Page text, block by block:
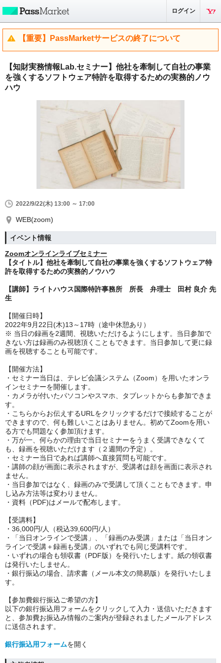
ログイン
【重要】PassMarketサービスの終了について
【知財実務情報Lab.セミナー】他社を牽制して自社の事業
を強くするソフトウェア特許を取得するための実務的ノウ
ハウ
2022/9/22(木) 13:00 ～ 17:00
WEB(zoom)
イベント情報
Zoomオンラインライブセミナー
【タイトル】 他社を牽制して自社の事業を強くするソフトウェア特
許を取得するための実務的ノウハウ
【講師】 ライトハウス国際特許事務所 所長 弁理士 田村 良介 先
生
【開催日時】
2022年9月22日(木)13～17時（途中休憩あり）
※ 当日の録画を2週間、視聴いただけるようにします。当日参加で
きない方は録画のみ視聴頂くこともできます。当日参加して更に録
画を視聴することも可能です。
【開催方法】
・セミナー当日は、テレビ会議システム（Zoom）を用いたオンラ
インセミナーを開催します。
・カメラが付いたパソコンやスマホ、タブレットからも参加できま
す。
・こちらからお伝えするURLをクリックするだけで接続することが
できますので、何も難しいことはありません。初めてZoomを用い
る方でも問題なく参加頂けます。
・万が一、何らかの理由で当日セミナーをうまく受講できなくて
も、録画を視聴いただけます（２週間の予定）。
・セミナー当日であれば講師へ直接質問も可能です。
・ 講師の顔が画面に表示されますが、受講者は顔を画面に表示され
ません。
・当日参加ではなく、録画のみで受講して頂くこともできます。申
し込み方法等は変わりません。
・資料（PDF)はメールで配布します。
【受講料】
・36,000円/人（税込39,600円/人）
・「当日オンラインで受講」、「録画のみ受講」または「当日オン
ラインで受講＋録画も受講」のいずれでも同じ受講料です。
・いずれの場合も領収書（PDF版）を発行いたします。紙の領収書
は発行いたしません。
・銀行振込の場合、請求書（メール本文の簡易版）を発行いたしま
す。
【参加費銀行振込ご希望の方】
以下の銀行振込用フォームをクリックして入力・送信いただきます
と、参加費お振込み情報のご案内が登録されましたメールアドレス
に送信されます。
銀行振込用フォームを開く